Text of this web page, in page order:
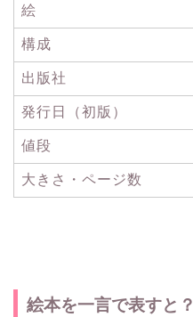
絵
構成
出版社
発行日（初版）
値段
大きさ・ページ数
絵本を一言で表すと？